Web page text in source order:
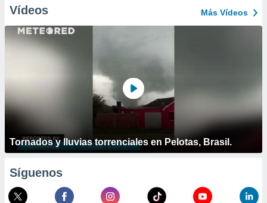
Vídeos Más Vídeos
Tornados y lluvias torrenciales en Pelotas, Brasil.
Síguenos